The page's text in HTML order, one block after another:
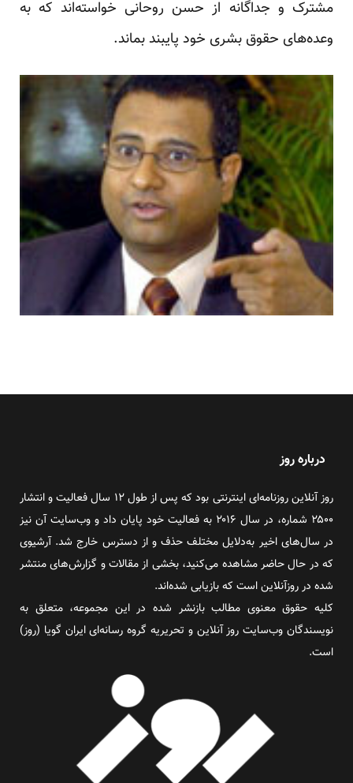
مشترک و جداگانه از حسن روحانی خواسته‌اند که به
وعده‌های حقوق بشری خود پایبند بماند.
درباره روز
روز آنلاین روزنامه‌ای اینترنتی بود که پس از طول ۱۲ سال فعالیت و انتشار
۲۵۰۰ شماره، در سال ۲۰۱۶ به فعالیت خود پایان داد و وب‌سایت آن نیز
در سال‌های اخیر به‌دلایل مختلف حذف و از دسترس خارج شد. آرشیوی
که در حال حاضر مشاهده می‌کنید، بخشی از مقالات و گزارش‌های منتشر
شده در روزآنلاین است که بازیابی شده‌اند.
کلیه حقوق معنوی مطالب بازنشر شده در این مجموعه، متعلق به
نویسندگان وب‌سایت روز آنلاین و تحریریه گروه رسانه‌ای ایران گویا (روز)
است.